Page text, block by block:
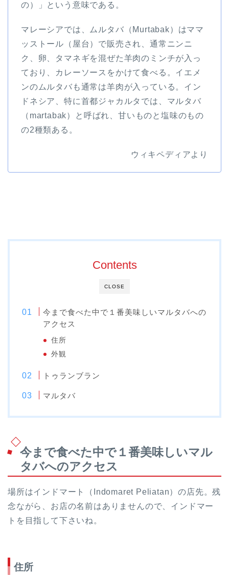
の）」という意味である。
マレーシアでは、ムルタバ（Murtabak）はママ
ッストール（屋台）で販売され、通常ニンニ
ク、卵、タマネギを混ぜた羊肉のミンチが入っ
ており、カレーソースをかけて食べる。イエメ
ンのムルタバも通常は羊肉が入っている。イン
ドネシア、特に首都ジャカルタでは、マルタバ
（martabak）と呼ばれ、甘いものと塩味のもの
の2種類ある。
ウィキペディアより
CLOSE
Contents
今まで食べた中で１番美味しいマルタバへの
アクセス
住所
外観
トゥランブラン
マルタバ
今まで食べた中で１番美味しいマル
タバへのアクセス
場所はインドマート（Indomaret Peliatan）の店先。残
念ながら、お店の名前はありませんので、インドマー
トを目指して下さいね。
住所